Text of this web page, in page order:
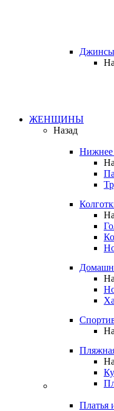
Джинсы
ЖЕНЩИНЫ
Назад
Нижнее
Платья